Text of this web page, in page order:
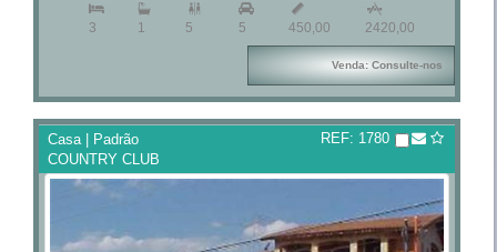
3 1

5 5

450,00

2420,00
Venda: Consulte-nos
Casa | Padrão
COUNTRY CLUB
REF: 1780